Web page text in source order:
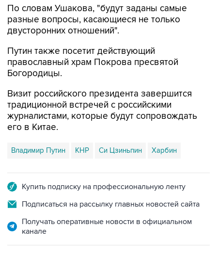
По словам Ушакова, "будут заданы самые
разные вопросы, касающиеся не только
двусторонних отношений".
Путин также посетит действующий
православный храм Покрова пресвятой
Богородицы.
Визит российского президента завершится
традиционной встречей с российскими
журналистами, которые будут сопровождать
его в Китае.
Владимир Путин КНР Си Цзиньпин Харбин
Купить подписку на профессиональную ленту
Подписаться на рассылку главных новостей сайта
Получать оперативные новости в официальном
канале